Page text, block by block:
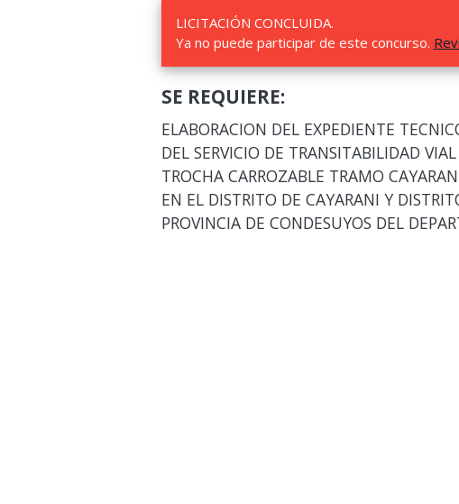
LICITACIÓN CONCLUIDA.
Ya no puede participar de este concurso.
SE REQUIERE:
ELABORACION DEL EXPEDIENTE
DEL SERVICIO DE TRANSITABILIDAD
TROCHA CARROZABLE TRAMO
EN EL DISTRITO DE CAYARANI Y
PROVINCIA DE CONDESUYOS DEL